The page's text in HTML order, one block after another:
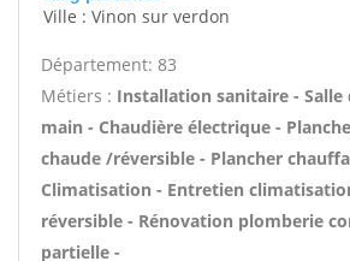
Ville : Vinon sur verdon
Département: 83
Métiers : Installation sanitaire - Salle
main - Chaudière électrique -
chaude /réversible - Plancher
Climatisation - Entretien
réversible - Rénovation plomberie
partielle -